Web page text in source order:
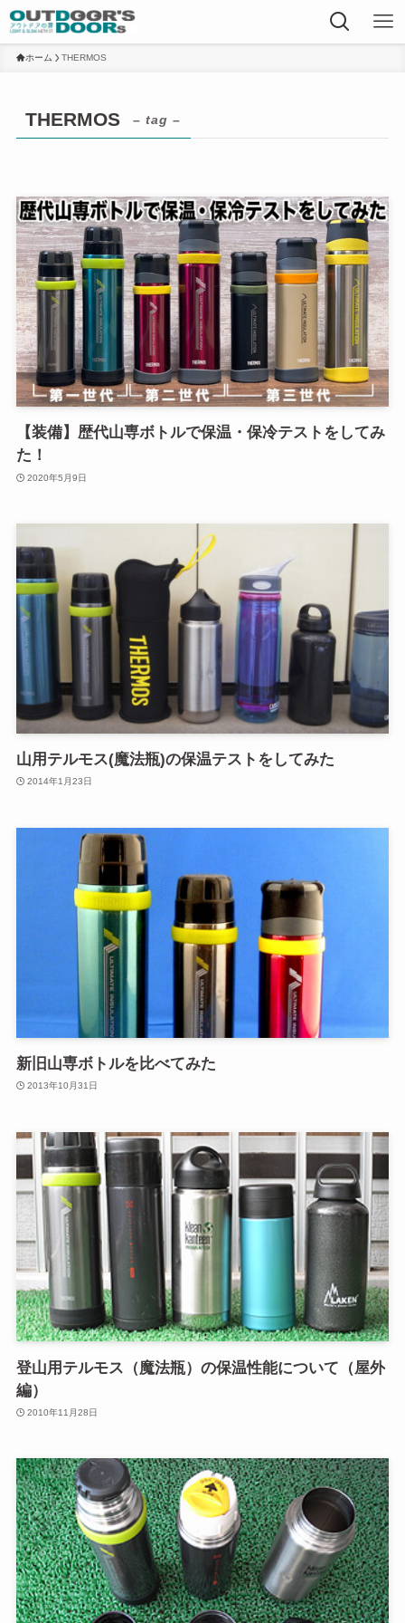
ホーム THERMOS
THERMOS – tag –
【装備】歴代山専ボトルで保温・保冷テストをしてみ
た！
2020年5月9日
山用テルモス(魔法瓶)の保温テストをしてみた
2014年1月23日
新旧山専ボトルを比べてみた
2013年10月31日
登山用テルモス（魔法瓶）の保温性能について（屋外
編）
2010年11月28日